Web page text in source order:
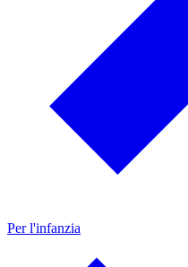
Per l'infanzia